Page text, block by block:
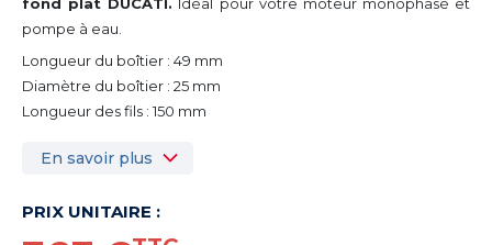
pompe à eau.
Longueur du boîtier : 49 mm
Diamètre du boîtier : 25 mm
Longueur des fils : 150 mm
En savoir plus
PRIX UNITAIRE :